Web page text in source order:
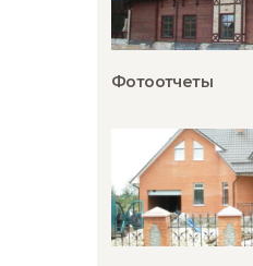
Фотоотчеты